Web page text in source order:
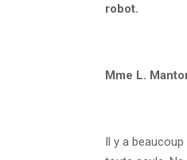
robot.
Mme L.
Il y a